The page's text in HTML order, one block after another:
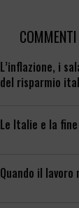
COMMENTI
L’inflazione, i
del risparmio
Le Italie e la fine
Quando il